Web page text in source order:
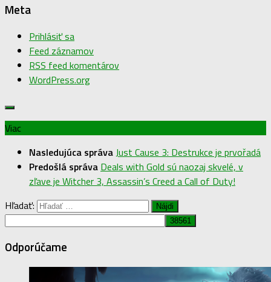
Meta
Prihlásiť sa
Feed záznamov
RSS feed komentárov
WordPress.org
Viac
Nasledujúca správaJust Cause 3: Destrukce je prvořadá
Predošlá správa Deals with Gold sú naozaj skvelé, v
zľave je Witcher 3, Assassin’s Creed a Call of Duty!
Hľadať:
Odporúčame